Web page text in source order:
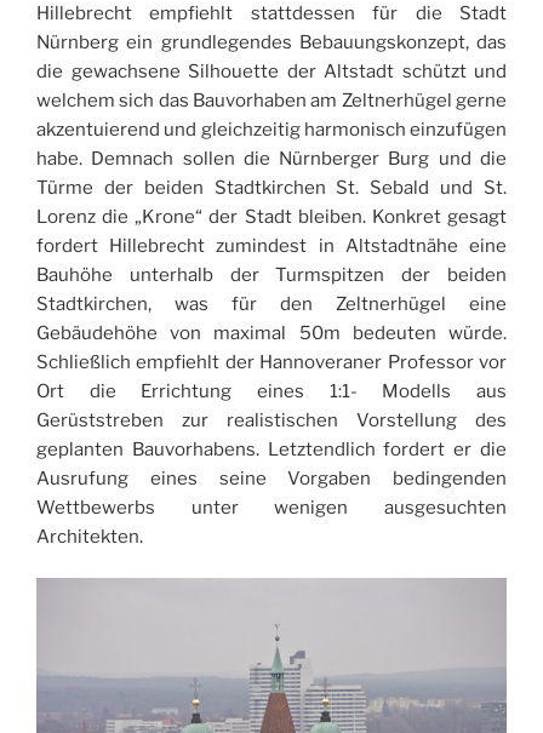
Hillebrecht empfiehlt stattdessen für die Stadt
Nürnberg ein grundlegendes Bebauungskonzept, das
die gewachsene Silhouette der Altstadt schützt und
welchem sich das Bauvorhaben am Zeltnerhügel gerne
akzentuierend und gleichzeitig harmonisch einzufügen
habe. Demnach sollen die Nürnberger Burg und die
Türme der beiden Stadtkirchen St. Sebald und St.
Lorenz die „Krone“ der Stadt bleiben. Konkret gesagt
fordert Hillebrecht zumindest in Altstadtnähe eine
Bauhöhe unterhalb der Turmspitzen der beiden
Stadtkirchen, was für den Zeltnerhügel eine
Gebäudehöhe von maximal 50m bedeuten würde.
Schließlich empfiehlt der Hannoveraner Professor vor
Ort die Errichtung eines 1:1- Modells aus
Gerüststreben zur realistischen Vorstellung des
geplanten Bauvorhabens. Letztendlich fordert er die
Ausrufung eines seine Vorgaben bedingenden
Wettbewerbs unter wenigen ausgesuchten
Architekten.